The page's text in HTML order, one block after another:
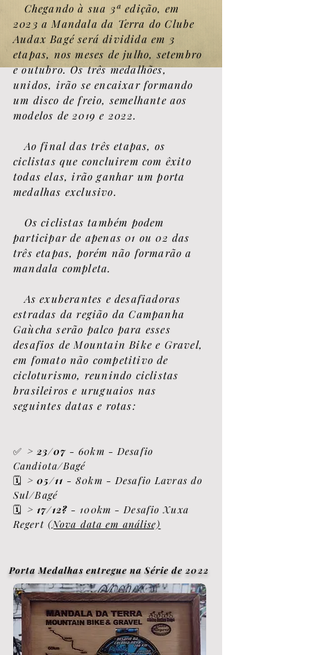
Chegando à sua 3ª edição, em
2023 a Mandala da Terra do Clube
Audax Bagé será dividida em 3
etapas, nos meses de julho, setembro
e outubro. Os três medalhões,
unidos, irão se encaixar formando
um disco de freio, semelhante aos
modelos de 2019 e 2022.
Ao final das três etapas, os
ciclistas que concluirem com êxito
todas elas, irão ganhar um porta
medalhas exclusivo.
Os ciclistas também podem
participar de apenas 01 ou 02 das
três etapas, porém não formarão a
mandala completa.
As exuberantes e desafiadoras
estradas da região da Campanha
Gaùcha serão palco para esses
desafios de Mountain Bike e Gravel,
em fomato não competitivo de
cicloturismo, reunindo ciclistas
brasileiros e uruguaios nas
seguintes datas e rotas:
✅ >23/07- 60km - Desafio
Candiota/Bagé
🗓️ >05/11 - 80km - Desafio Lavras do
Sul/Bagé
🗓️ >17/12?- 100km - Desafio Xuxa
Regert (Nova data em análise)
Porta Medalhas entregue na Série de 2022